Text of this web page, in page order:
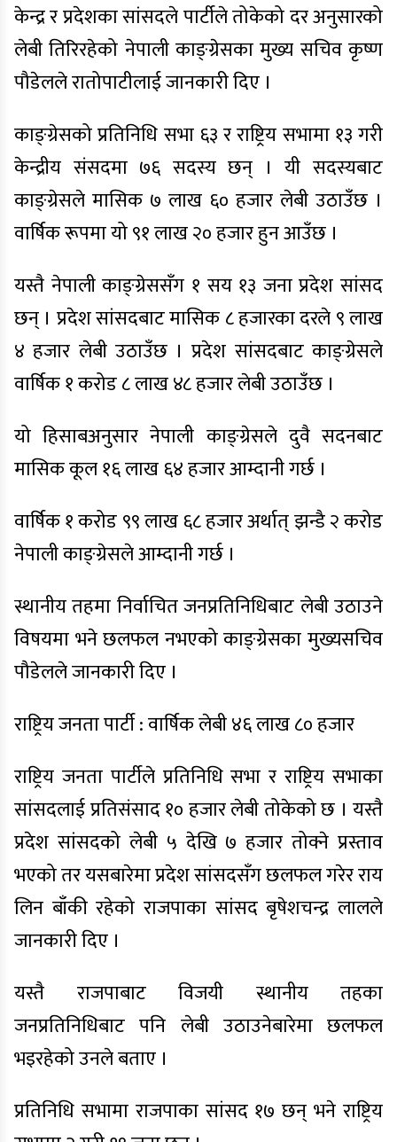
केन्द्र र प्रदेशका सांसदले पार्टीले तोकेको दर अनुसारको
लेबी तिरिरहेको नेपाली काङ्ग्रेसका मुख्य सचिव कृष्ण
पौडेलले रातोपाटीलाई जानकारी दिए ।
काङ्ग्रेसको प्रतिनिधि सभा ६३ र राष्ट्रिय सभामा १३ गरी
केन्द्रीय संसदमा ७६ सदस्य छन् । यी सदस्यबाट
काङ्ग्रेसले मासिक ७ लाख ६० हजार लेबी उठाउँछ ।
वार्षिक रूपमा यो ९१ लाख २० हजार हुन आउँछ ।
यस्तै नेपाली काङ्ग्रेससँग १ सय १३ जना प्रदेश सांसद
छन् । प्रदेश सांसदबाट मासिक ८ हजारका दरले ९ लाख
४ हजार लेबी उठाउँछ । प्रदेश सांसदबाट काङ्ग्रेसले
वार्षिक १ करोड ८ लाख ४८ हजार लेबी उठाउँछ ।
यो हिसाबअनुसार नेपाली काङ्ग्रेसले दुवै सदनबाट
मासिक कूल १६ लाख ६४ हजार आम्दानी गर्छ ।
वार्षिक १ करोड ९९ लाख ६८ हजार अर्थात् झन्डै २ करोड
नेपाली काङ्ग्रेसले आम्दानी गर्छ ।
स्थानीय तहमा निर्वाचित जनप्रतिनिधिबाट लेबी उठाउने
विषयमा भने छलफल नभएको काङ्ग्रेसका मुख्यसचिव
पौडेलले जानकारी दिए ।
राष्ट्रिय जनता पार्टी : वार्षिक लेबी ४६ लाख ८० हजार
राष्ट्रिय जनता पार्टीले प्रतिनिधि सभा र राष्ट्रिय सभाका
सांसदलाई प्रतिसंसाद १० हजार लेबी तोकेको छ । यस्तै
प्रदेश सांसदको लेबी ५ देखि ७ हजार तोक्ने प्रस्ताव
भएको तर यसबारेमा प्रदेश सांसदसँग छलफल गरेर राय
लिन बाँकी रहेको राजपाका सांसद बृषेशचन्द्र लालले
जानकारी दिए ।
यस्तै राजपाबाट विजयी स्थानीय तहका
जनप्रतिनिधिबाट पनि लेबी उठाउनेबारेमा छलफल
भइरहेको उनले बताए ।
प्रतिनिधि सभामा राजपाका सांसद १७ छन् भने राष्ट्रिय